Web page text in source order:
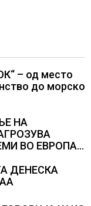
– од место
до морско
НА
ВО ЕВРОПА и
ДЕНЕСКА